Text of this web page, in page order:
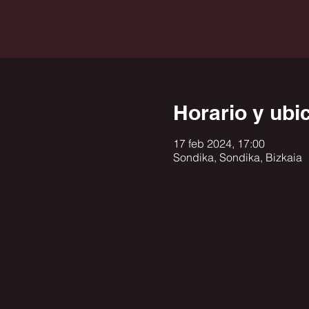
Horario y
17 feb 2024, 17:00
Sondika, Sondika, Bizkaia